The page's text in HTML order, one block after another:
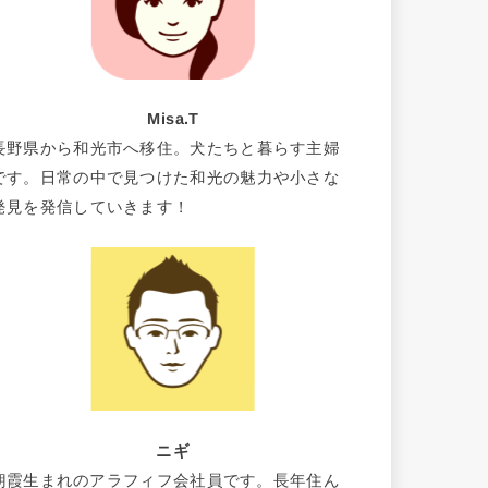
Misa.T
野県から和光市へ移住。犬たちと暮らす主婦
す。日常の中で見つけた和光の魅力や小さな
見を発信していきます！
ニギ
霞生まれのアラフィフ会社員です。長年住ん